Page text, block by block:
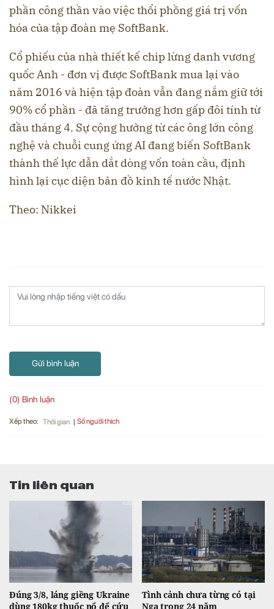
phần công thần vào việc thổi phồng giá trị vốn
hóa của tập đoàn mẹ SoftBank.
Cổ phiếu của nhà thiết kế chip lừng danh vương
quốc Anh - đơn vị được SoftBank mua lại vào
năm 2016 và hiện tập đoàn vẫn đang nắm giữ tới
90% cổ phần - đã tăng trưởng hơn gấp đôi tính từ
đầu tháng 4. Sự cộng hưởng từ các ông lớn công
nghệ và chuỗi cung ứng AI đang biến SoftBank
thành thế lực dẫn dắt dòng vốn toàn cầu, định
hình lại cục diện bản đồ kinh tế nước Nhật.
Theo: Nikkei
Gửi bình luận
(0) Bình luận
Xếp theo: Thời gian Số người thích
Tin liên quan
Đúng 3/8, láng giềng Ukraine
dùng 180kg thuốc nổ để cứu
Tình cảnh chưa từng có tại
Nga trong 24 năm